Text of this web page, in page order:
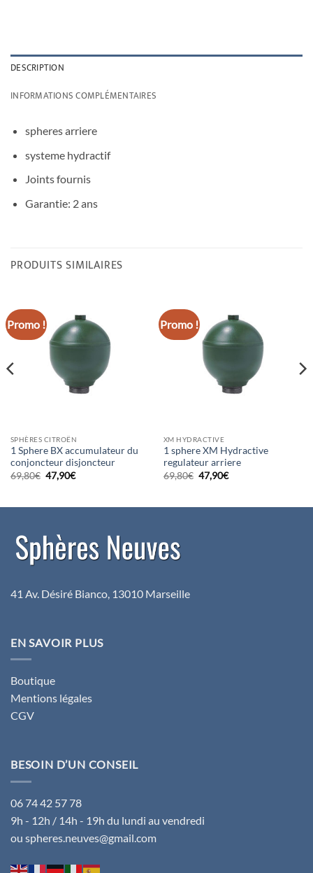
DESCRIPTION
INFORMATIONS COMPLÉMENTAIRES
spheres arriere
systeme hydractif
Joints fournis
Garantie: 2 ans
PRODUITS SIMILAIRES
Promo !
SPHÈRES CITROËN
1 Sphere BX accumulateur du
conjoncteur disjoncteur
69,80€ Le
prix
47,90€Le
Promo !
XM HYDRACTIVE
1 sphere XM Hydractive
regulateur arriere
69,80€ Le
prix
47,90€Le
41 Av. Désiré Bianco, 13010 Marseille
EN SAVOIR PLUS
Boutique
Mentions légales
CGV
BESOIN D’UN CONSEIL
06 74 42 57 78
9h - 12h / 14h - 19h du lundi au vendredi
ou spheres.neuves@gmail.com